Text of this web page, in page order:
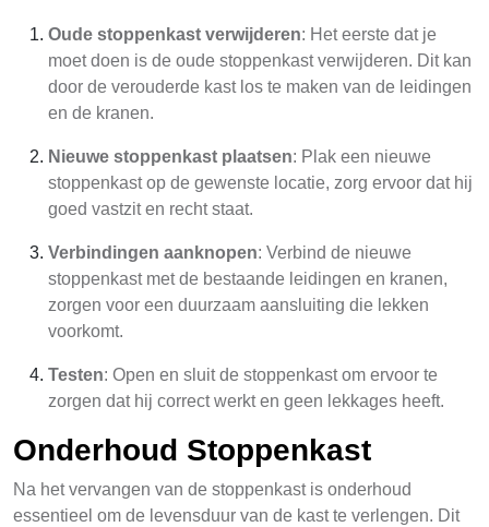
Oude stoppenkast verwijderen: Het eerste dat je
moet doen is de oude stoppenkast verwijderen. Dit kan
door de verouderde kast los te maken van de leidingen
en de kranen.
Nieuwe stoppenkast plaatsen: Plak een nieuwe
stoppenkast op de gewenste locatie, zorg ervoor dat hij
goed vastzit en recht staat.
Verbindingen aanknopen: Verbind de nieuwe
stoppenkast met de bestaande leidingen en kranen,
zorgen voor een duurzaam aansluiting die lekken
voorkomt.
Testen: Open en sluit de stoppenkast om ervoor te
zorgen dat hij correct werkt en geen lekkages heeft.
Onderhoud Stoppenkast
Na het vervangen van de stoppenkast is onderhoud
essentieel om de levensduur van de kast te verlengen. Dit